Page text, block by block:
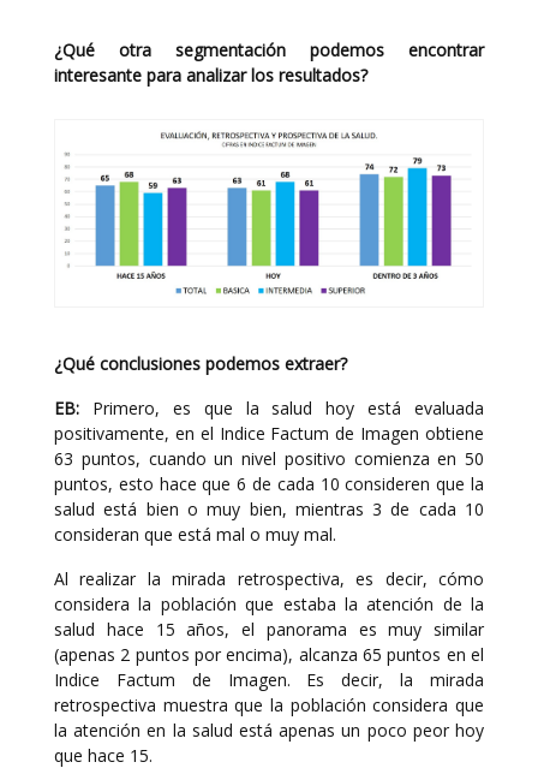
¿Qué otra segmentación podemos encontrar
interesante para analizar los resultados?
¿Qué conclusiones podemos extraer?
EB: Primero, es que la salud hoy está evaluada
positivamente, en el Indice Factum de Imagen obtiene
63 puntos, cuando un nivel positivo comienza en 50
puntos, esto hace que 6 de cada 10 consideren que la
salud está bien o muy bien, mientras 3 de cada 10
consideran que está mal o muy mal.
Al realizar la mirada retrospectiva, es decir, cómo
considera la población que estaba la atención de la
salud hace 15 años, el panorama es muy similar
(apenas 2 puntos por encima), alcanza 65 puntos en el
Indice Factum de Imagen. Es decir, la mirada
retrospectiva muestra que la población considera que
la atención en la salud está apenas un poco peor hoy
que hace 15.